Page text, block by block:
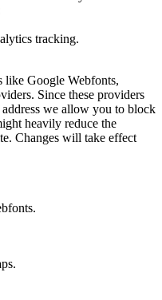
tracking.
like Google Webfonts,
Since these providers
we allow you to block
heavily reduce the
Changes will take effect